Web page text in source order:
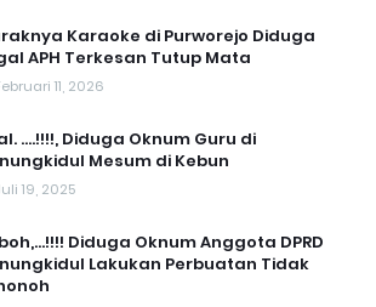
Karaoke di Purworejo Diduga
APH Terkesan Tutup Mata
11, 2026
....!!!!, Diduga Oknum Guru di
Mesum di Kebun
19, 2025
Diduga Oknum Anggota DPRD
Lakukan Perbuatan Tidak